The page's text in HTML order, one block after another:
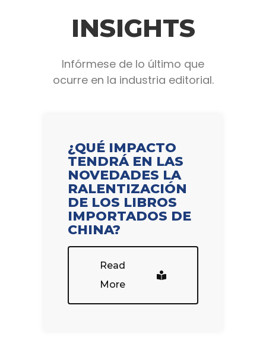
INSIGHTS
Infórmese de lo último que
ocurre en la industria editorial.
¿QUÉ IMPACTO
TENDRÁ EN LAS
NOVEDADES LA
RALENTIZACIÓN
DE LOS LIBROS
IMPORTADOS DE
CHINA?
Read
More